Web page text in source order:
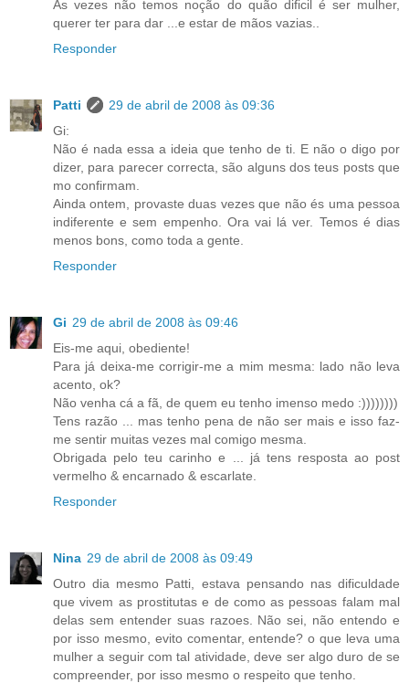
Ás vezes não temos noção do quão dificil é ser mulher,
querer ter para dar ...e estar de mãos vazias..
Responder
Patti
29 de abril de 2008 às 09:36
Gi:
Não é nada essa a ideia que tenho de ti. E não o digo por
dizer, para parecer correcta, são alguns dos teus posts que
mo confirmam.
Ainda ontem, provaste duas vezes que não és uma pessoa
indiferente e sem empenho. Ora vai lá ver. Temos é dias
menos bons, como toda a gente.
Responder
Gi 29 de abril de 2008 às 09:46
Eis-me aqui, obediente!
Para já deixa-me corrigir-me a mim mesma: lado não leva
acento, ok?
Não venha cá a fã, de quem eu tenho imenso medo :))))))))
Tens razão ... mas tenho pena de não ser mais e isso faz-
me sentir muitas vezes mal comigo mesma.
Obrigada pelo teu carinho e ... já tens resposta ao post
vermelho & encarnado & escarlate.
Responder
Nina 29 de abril de 2008 às 09:49
Outro dia mesmo Patti, estava pensando nas dificuldade
que vivem as prostitutas e de como as pessoas falam mal
delas sem entender suas razoes. Não sei, não entendo e
por isso mesmo, evito comentar, entende? o que leva uma
mulher a seguir com tal atividade, deve ser algo duro de se
compreender, por isso mesmo o respeito que tenho.